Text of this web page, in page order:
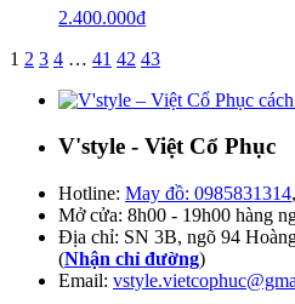
2.400.000₫
1 2 3 4 … 41 42 43
V'style - Việt Cổ Phục
Hotline: May đồ: 0985831314,
Mở cửa: 8h00 - 19h00 hàng
Địa chỉ: SN 3B, ngõ 94
(Nhận chỉ đường)
Email: